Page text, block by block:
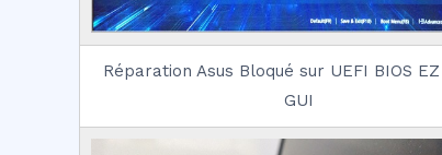
Réparation Asus Bloqué sur UEFI BIOS EZ
GUI